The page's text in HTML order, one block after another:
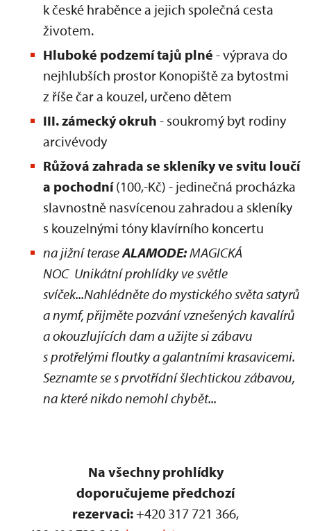
k české hraběnce a jejich společná cesta
životem.
Hluboké podzemí tajů plné - výprava do
nejhlubších prostor Konopiště za bytostmi
z říše čar a kouzel, určeno dětem
III. zámecký okruh - soukromý byt rodiny
arcivévody
Růžová zahrada se skleníky ve svitu loučí
a pochodní(100,-Kč) - jedinečná procházka
slavnostně nasvícenou zahradou a skleníky
s kouzelnými tóny klavírního koncertu
na jižní teraseALAMODE:MAGICKÁ
NOC Unikátní prohlídky ve světle
svíček...Nahlédněte do mystického světa satyrů
a nymf, přijměte pozvání vznešených kavalírů
a okouzlujících dam a užijte si zábavu
s protřelými floutky a galantními krasavicemi.
Seznamte se s prvotřídní šlechtickou zábavou,
na které nikdo nemohl chybět...
Na všechny prohlídky
doporučujeme předchozí
rezervaci:+420 317 721 366,